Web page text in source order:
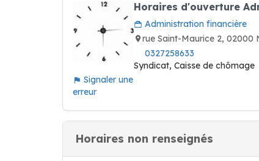
Signaler une
erreur
Horaires d'ouverture
Administration financière
rue Saint-Maurice 2, 02000
0327258633
Syndicat, Caisse de chômage
Horaires non renseignés